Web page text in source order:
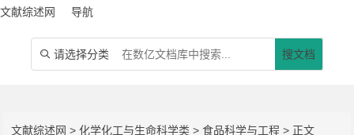
文献综述网 导航
 请选择分类 搜文档
文献综述网 >化学化工与生命科学类 >食品科学与工程 > 正文